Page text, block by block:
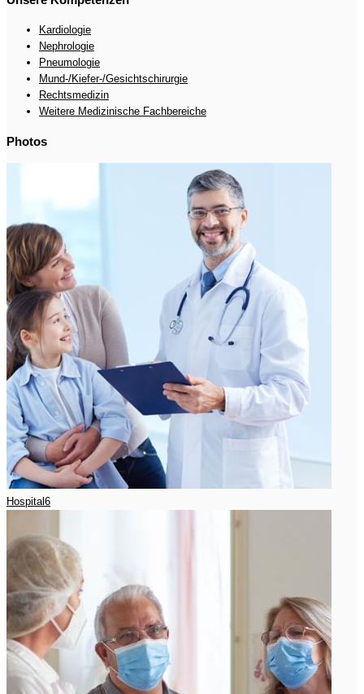
Kardiologie
Nephrologie
Pneumologie
Mund-/Kiefer-/Gesichtschirurgie
Rechtsmedizin
Weitere Medizinische Fachbereiche
Photos
Hospital6